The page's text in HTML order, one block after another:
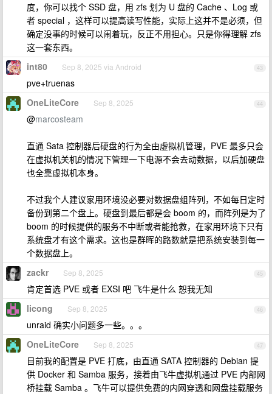
度，你可以找个 SSD 盘，用 zfs 划为 U 盘的 Cache 、Log 或
者 special ，这样可以提高读写性能，实际上这并不是必须，但
确定没事的时候可以闹着玩，反正不用担心。只是你得理解 zfs
这一套东西。
43
int80 Sep 8, 2025 via Android
pve+truenas
44
OneLiteCore Sep 8, 2025
@marcosteam
直通 Sata 控制器后硬盘的行为全由虚拟机管理，PVE 最多只会
在虚拟机关机的情况下管理一下电源不会去动数据，以后加硬盘
也全靠虚拟机本身。
不过我个人建议家用环境没必要对数据盘组阵列，不如每日定时
备份到第二个盘上。硬盘到最后都是会 boom 的，而阵列是为了
boom 的时候提供的服务不中断或者能抢救，在家用环境下只有
系统盘才有这个需求。这也是群晖的路数就是把系统安装到每一
个数据盘上。
45
zackr Sep 8, 2025
肯定首选 PVE 或者 EXSI 吧 飞牛是什么 恕我无知
46
licong Sep 8, 2025
unraid 确实小问题多一些。。。
47
OneLiteCore Sep 8, 2025
目前我的配置是 PVE 打底，由直通 SATA 控制器的 Debian 提
供 Docker 和 Samba 服务，接着由飞牛虚拟机通过 PVE 内部网
桥挂载 Samba 。飞牛可以提供免费的内网穿透和网盘挂载服务